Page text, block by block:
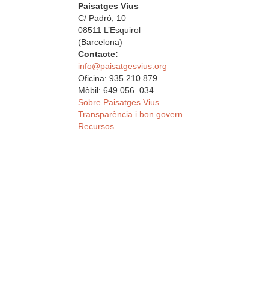
Paisatges Vius
C/ Padró, 10
08511 L’Esquirol
(Barcelona)
Contacte:
info@paisatgesvius.org
Oficina: 935.210.879
Mòbil: 649.056. 034
Sobre Paisatges Vius
Transparència i bon govern
Recursos